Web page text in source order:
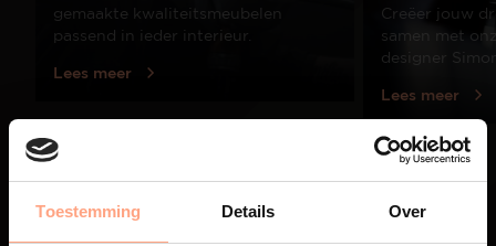
Toestemming Details Over
gemaakte kwaliteitsmeubelen
passend in ieder interieur.
Lees meer
Creëer jouw
samen met
designer
Lees meer